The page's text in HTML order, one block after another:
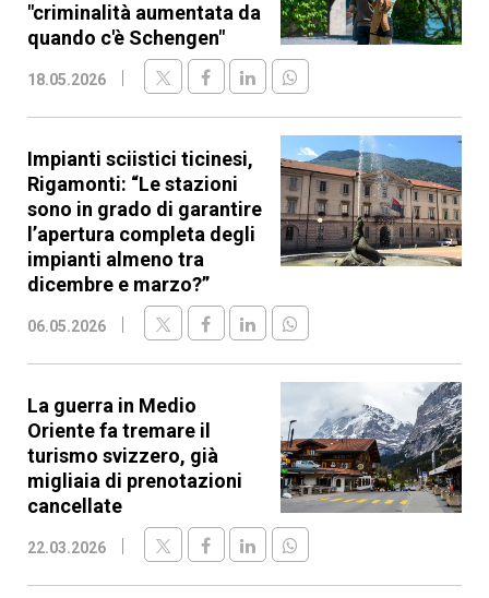
"criminalità aumentata da
quando c'è Schengen"
18.05.2026
Impianti sciistici ticinesi,
Rigamonti: “Le stazioni
sono in grado di garantire
l’apertura completa degli
impianti almeno tra
dicembre e marzo?”
06.05.2026
La guerra in Medio
Oriente fa tremare il
turismo svizzero, già
migliaia di prenotazioni
cancellate
22.03.2026